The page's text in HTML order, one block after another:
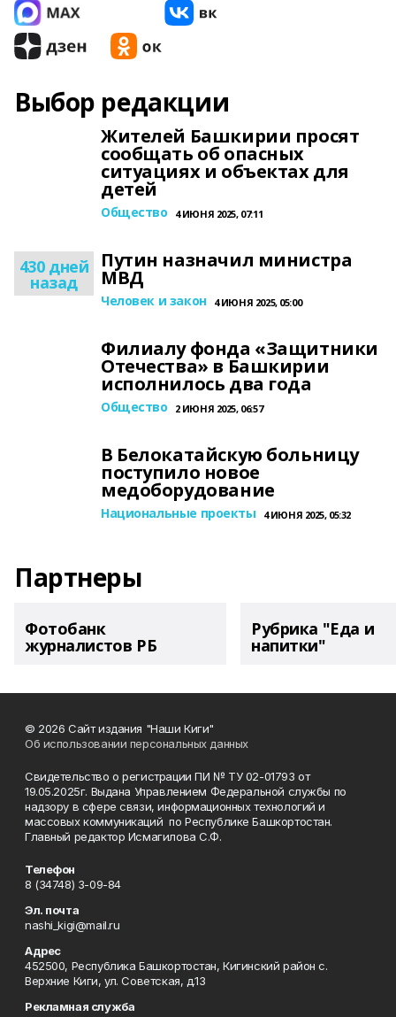
Выбор редакции
Жителей Башкирии просят
сообщать об опасных
ситуациях и объектах для
детей
Общество 4 ИЮНЯ 2025, 07:11
430 дней
назад
Путин назначил министра
МВД
Человек и закон 4 ИЮНЯ 2025, 05:00
Филиалу фонда «Защитники
Отечества» в Башкирии
исполнилось два года
Общество 2 ИЮНЯ 2025, 06:57
В Белокатайскую больницу
поступило новое
медоборудование
Национальные проекты 4 ИЮНЯ 2025, 05:32
Партнеры
Фотобанк
журналистов РБ
Рубрика "Еда и
напитки"
© 2026 Сайт издания "Наши Киги"
Об использовании персональных данных
Свидетельство о регистрации ПИ № ТУ 02-01793 от
19.05.2025г. Выдана Управлением Федеральной службы по
надзору в сфере связи, информационных технологий и
массовых коммуникаций по Республике Башкортостан.
Главный редактор Исмагилова С.Ф.
Телефон
8 (34748) 3-09-84
Эл. почта
nashi_kigi@mail.ru
Адрес
452500, Республика Башкортостан, Кигинский район с.
Верхние Киги, ул. Советская, д.13
Рекламная служба